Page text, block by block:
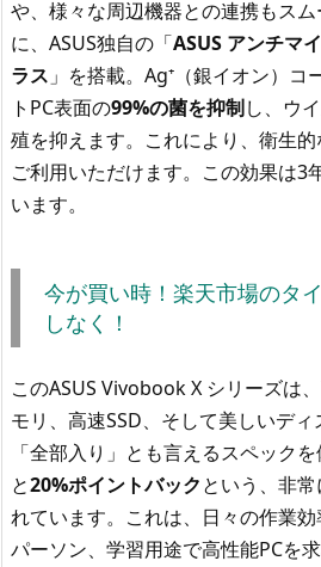
や、様々な周辺機器との連携もス
に、ASUS独自の「ASUS アンチマ
ラス 」を搭載。Ag⁺（銀イオン）コ
トPC表面の99%の菌を抑制し、ウ
殖を抑えます。これにより、衛生
ご利用いただけます。この効果は3
います。
今が買い時！楽天市場のタ
しなく！
このASUS Vivobook X シリーズは
モリ、高速SSD、そして美しいデ
「全部入り」とも言えるスペック
と20%ポイントバックという、非
れています。これは、日々の作業
パーソン、学習用途で高性能PCを